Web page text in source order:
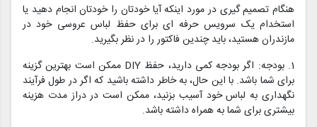
هنگام تصمیم گیری در مورد اینکه آیا خودتان را خودتان انجام دهید یا
استخدام یک سرویس حرفه ای برای حفظ لباس عروسی خود در
مازندران هستید، باید چندین فاکتور را در نظر بگیرید.
1. بودجه: اگر بودجه کمی دارید، حفظ DIY ممکن است بهترین گزینه
برای شما باشد. با این حال، به خاطر داشته باشید که اگر در طول فرآیند
نگهداری به لباس خود آسیب بزنید، ممکن است در دراز مدت هزینه
بیشتری برای شما به همراه داشته باشد.